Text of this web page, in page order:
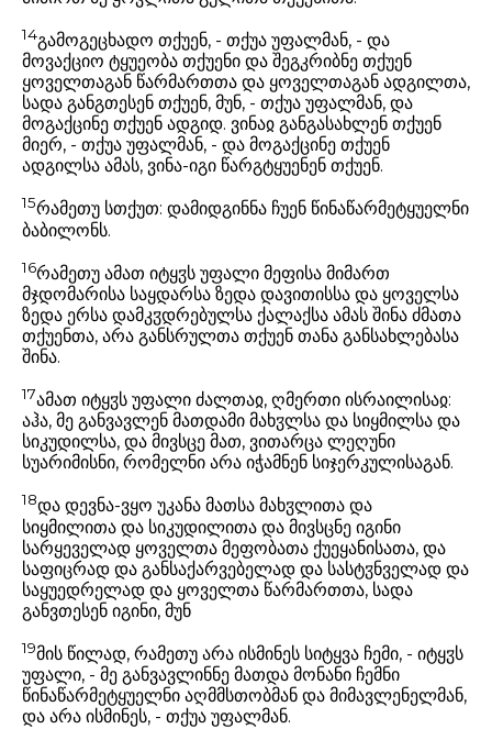
14გამოგეცხადო თქუენ, - თქუა უფალმან, - და
მოვაქციო ტყუეობა თქუენი და შეგკრიბნე თქუენ
ყოველთაგან წარმართთა და ყოველთაგან ადგილთა,
სადა განგთესენ თქუენ, მუნ, - თქუა უფალმან, და
მოგაქცინე თქუენ ადგიდ. ვინაჲ განგასახლენ თქუენ
მიერ, - თქუა უფალმან, - და მოგაქცინე თქუენ
ადგილსა ამას, ვინა-იგი წარგტყუენენ თქუენ.
15რამეთუ სთქუთ: დამიდგინნა ჩუენ წინაწარმეტყუელნი
ბაბილონს.
16რამეთუ ამათ იტყჳს უფალი მეფისა მიმართ
მჯდომარისა საყდარსა ზედა დავითისსა და ყოველსა
ზედა ერსა დამკჳდრებულსა ქალაქსა ამას შინა ძმათა
თქუენთა, არა განსრულთა თქუენ თანა განსახლებასა
შინა.
17ამათ იტყჳს უფალი ძალთაჲ, ღმერთი ისრაილისაჲ:
აჰა, მე განვავლენ მათდამი მახჳლსა და სიყმილსა და
სიკუდილსა, და მივსცე მათ, ვითარცა ლეღუნი
სუარიმისნი, რომელნი არა იჭამნენ სიჯერკულისაგან.
18და დევნა-ვყო უკანა მათსა მახჳლითა და
სიყმილითა და სიკუდილითა და მივსცნე იგინი
სარყეველად ყოველთა მეფობათა ქუეყანისათა, და
საფიცრად და განსაქარვებელად და სასტჳნველად და
საყუედრელად და ყოველთა წარმართთა, სადა
განვთესენ იგინი, მუნ
19მის წილად, რამეთუ არა ისმინეს სიტყვა ჩემი, - იტყჳს
უფალი, - მე განვავლინნე მათდა მონანი ჩემნი
წინაწარმეტყუელნი აღმმსთობმან და მიმავლენელმან,
და არა ისმინეს, - თქუა უფალმან.